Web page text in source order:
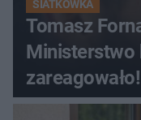
SIATKÓWKA
Tomasz
Ministerstwo
zareagowało!